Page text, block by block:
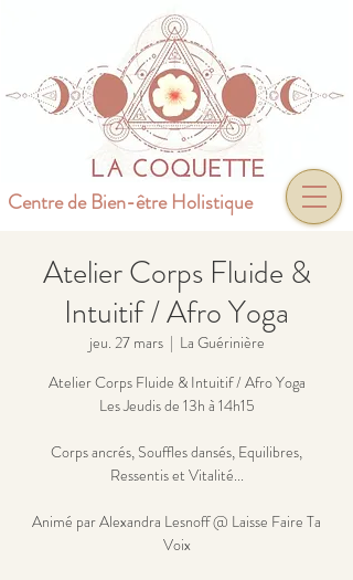
Centre de Bien-être Holistique
Atelier Corps Fluide &
Intuitif / Afro Yoga
jeu. 27 mars
  |
La Guérinière
Atelier Corps Fluide & Intuitif / Afro Yoga
Les Jeudis de 13h à 14h15
Corps ancrés, Souffles dansés, Equilibres,
Ressentis et Vitalité...
Animé par Alexandra Lesnoff @ Laisse Faire Ta
Voix